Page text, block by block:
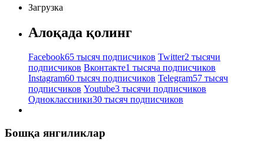
Загрузка
Алоқада қолинг
Facebook65 тысяч подписчиков Twitter2 тысячи
подписчиков Вконтакте1 тысяча подписчиков
Instagram60 тысяч подписчиков Telegram57 тысяч
подписчиков Youtube3 тысячи подписчиков
Одноклассники30 тысяч подписчиков
Бошқа янгиликлар